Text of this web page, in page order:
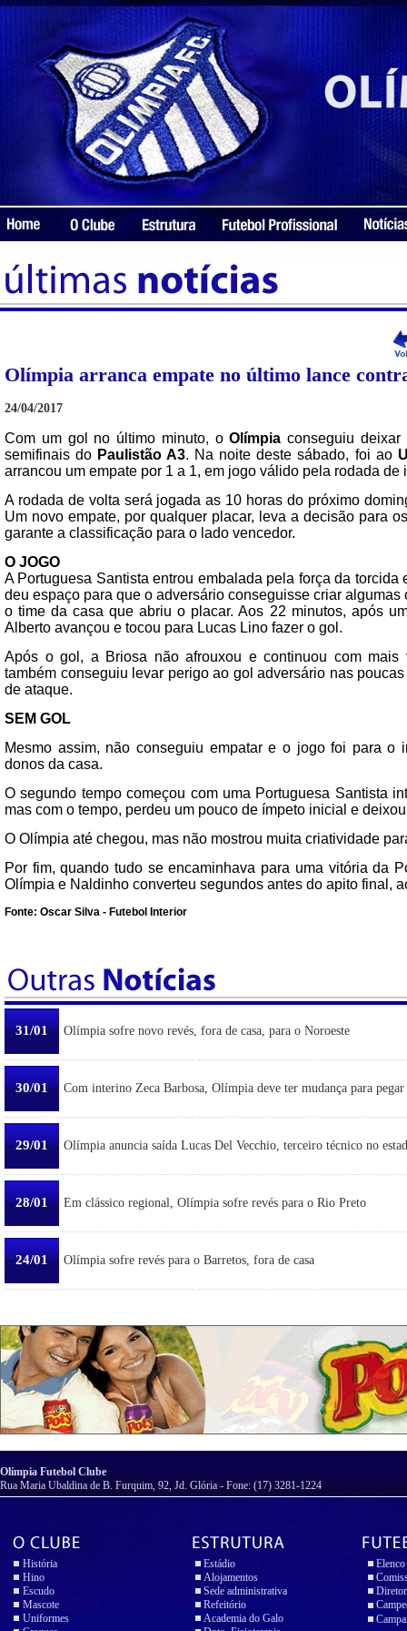
Olímpia arranca empate no último lance
24/04/2017
Com um gol no último minuto, oOlímpia conseguiu
semifinais do Paulistão A3. Na noite deste sábado, foi ao
arrancou um empate por 1 a 1, em jogo válido pela rodada de
A rodada de volta será jogada as 10 horas do próximo
Um novo empate, por qualquer placar, leva a decisão para
garante a classificação para o lado vencedor.
O JOGO
A Portuguesa Santista entrou embalada pela força da torcida
deu espaço para que o adversário conseguisse criar
o time da casa que abriu o placar. Aos 22 minutos, após
Alberto avançou e tocou para Lucas Lino fazer o gol.
Após o gol, a Briosa não afrouxou e continuou com mais
também conseguiu levar perigo ao gol adversário nas
de ataque.
SEM GOL
Mesmo assim, não conseguiu empatar e o jogo foi para o
donos da casa.
O segundo tempo começou com uma Portuguesa Santista
mas com o tempo, perdeu um pouco de ímpeto inicial e
O Olímpia até chegou, mas não mostrou muita criatividade
Por fim, quando tudo se encaminhava para uma vitória da
Olímpia e Naldinho converteu segundos antes do apito final,
Fonte: Oscar Silva - Futebol Interior
31/01 Olímpia sofre novo revés, fora de casa, para o Noroeste
30/01 Com interino Zeca Barbosa, Olímpia deve ter mudança para pegar
29/01 Olímpia anuncia saída Lucas Del Vecchio, terceiro técnico no
28/01 Em clássico regional, Olímpia sofre revés para o Rio Preto
24/01 Olímpia sofre revés para o Barretos, fora de casa
Olímpia Futebol Clube
Rua Maria Ubaldina de B. Furquim, 92, Jd. Glória - Fone: (17) 3281-1224
História
Hino
Escudo
Mascote
Uniformes
Estádio
Alojamentos
Sede administrativa
Refeitório
Academia do Galo
Elenco